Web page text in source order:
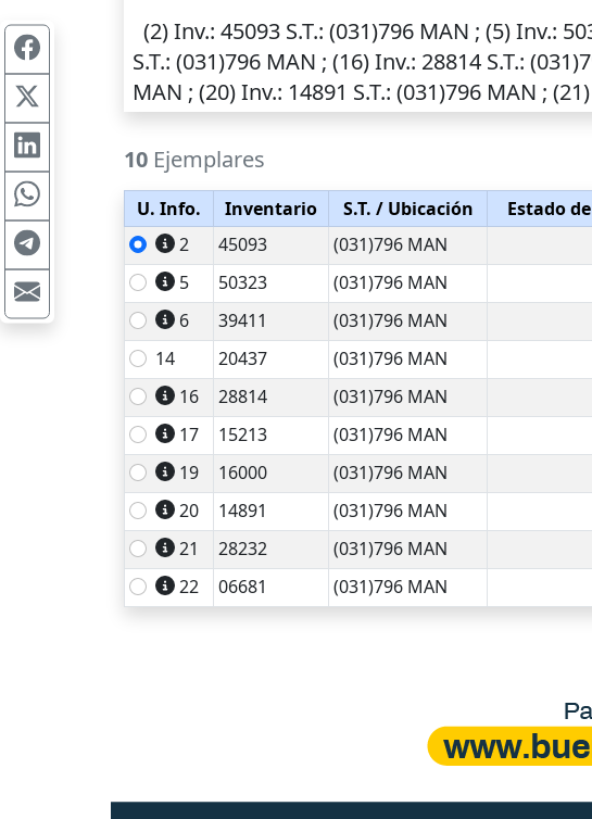
(2)Inv.: 45093 S.T.: (031)796 MAN ; (5)Inv.:
S.T.: (031)796 MAN ; (16)Inv.: 28814 S.T.:
MAN ; (20)Inv.: 14891 S.T.: (031)796 MAN ; (21)
10 Ejemplares
U. Info. Inventario S.T. / Ubicación Estado
2
45093 (031)796 MAN
5
50323 (031)796 MAN
6
39411 (031)796 MAN
14
20437 (031)796 MAN
16
28814 (031)796 MAN
17
15213 (031)796 MAN
19
16000 (031)796 MAN
20
14891 (031)796 MAN
21
28232 (031)796 MAN
22
06681 (031)796 MAN